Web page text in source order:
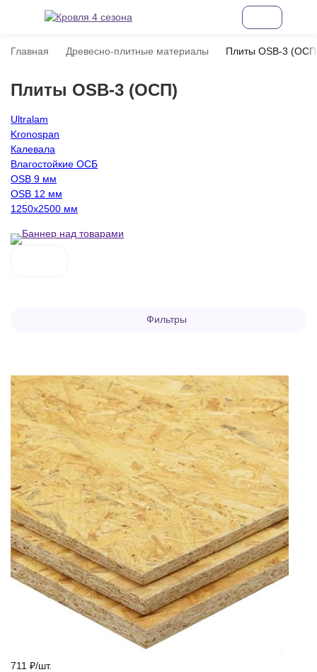
Главная Древесно-плитные материалы Плиты OSB-3
Плиты OSB-3 (ОСП)
Ultralam
Kronospan
Калевала
Влагостойкие ОСБ
OSB 9 мм
OSB 12 мм
1250х2500 мм
покупателей
Фильтры
711 ₽/шт.